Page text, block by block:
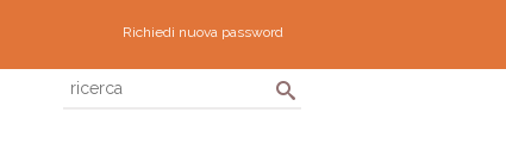
Richiedi nuova password